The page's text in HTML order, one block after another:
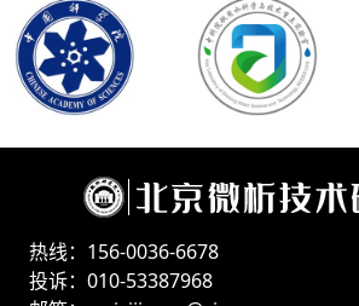
热线：156-0036-6678
投诉：010-53387968